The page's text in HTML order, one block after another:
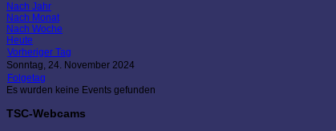
Nach Jahr
Nach Monat
Nach Woche
Heute
Vorheriger Tag
Sonntag, 24. November 2024
Folgetag
Es wurden keine Events gefunden
TSC-Webcams